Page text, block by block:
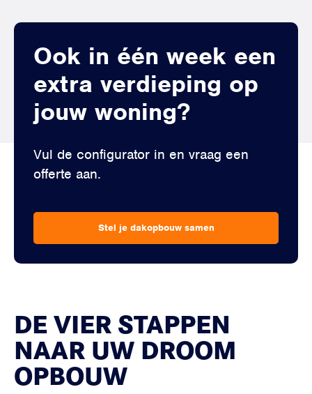
Ook in één week een
extra verdieping op
jouw woning?
Vul de configurator in en vraag een
offerte aan.
Stel je dakopbouw samen
DE VIER STAPPEN
NAAR UW DROOM
OPBOUW